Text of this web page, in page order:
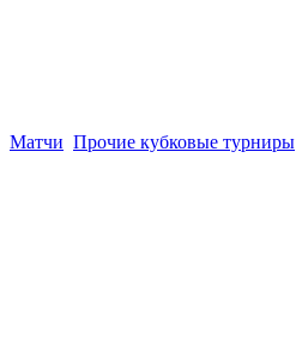
Матчи Прочие кубковые турниры